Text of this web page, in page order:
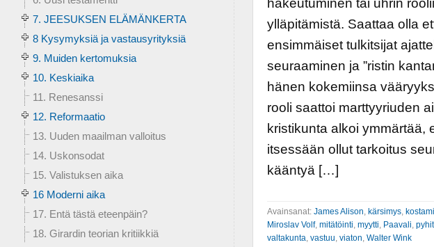
hakeutuminen tai uhrin
ylläpitämistä. Saattaa olla
ensimmäiset tulkitsijat
seuraaminen ja ”ristin
hänen kokemiinsa
rooli saattoi marttyyriuden
kristikunta alkoi ymmärtää,
itsessään ollut tarkoitus
kääntyä […]
Avainsanat: James Alison kärsimys,
Miroslav Volf, mitätöinti myytti Paavali
valtakunta vastuu viaton Walter Wink
7. JEESUKSEN ELÄMÄNKERTA
8 Kysymyksiä ja vastausyrityksiä
9. Muiden kertomuksia
10. Keskiaika
11. Renesanssi
12. Reformaatio
13. Uuden maailman valloitus
14. Uskonsodat
15. Valistuksen aika
16 Moderni aika
17. Entä tästä eteenpäin?
18. Girardin teorian kritiikkiä